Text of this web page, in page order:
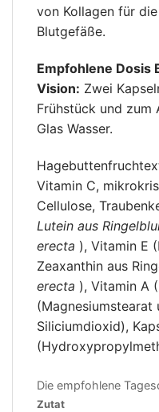
von Kollagen für
Blutgefäße.
Empfohlene Dosis
Vision: Zwei
Frühstück und zum
Glas Wasser.
Vitamin C,
Cellulose,
Lutein aus
erecta ), Vitamin E
Zeaxanthin aus
erecta ), Vitamin A
(Magnesiumstearat
Siliciumdioxid),
Die empfohlene
Zutat